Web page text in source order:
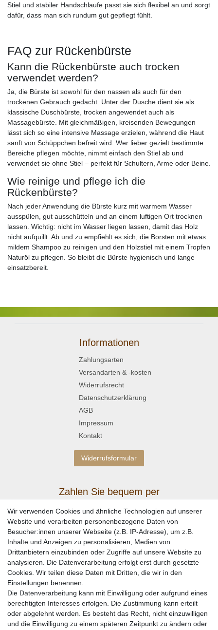
Stiel und stabiler Handschlaufe passt sie sich flexibel an und sorgt
dafür, dass man sich rundum gut gepflegt fühlt.
FAQ zur Rückenbürste
Kann die Rückenbürste auch trocken
verwendet werden?
Ja, die Bürste ist sowohl für den nassen als auch für den
trockenen Gebrauch gedacht. Unter der Dusche dient sie als
klassische Duschbürste, trocken angewendet auch als
Massagebürste. Mit gleichmäßigen, kreisenden Bewegungen
lässt sich so eine intensive Massage erzielen, während die Haut
sanft von Schüppchen befreit wird. Wer lieber gezielt bestimmte
Bereiche pflegen möchte, nimmt einfach den Stiel ab und
verwendet sie ohne Stiel – perfekt für Schultern, Arme oder Beine.
Wie reinige und pflege ich die
Rückenbürste?
Nach jeder Anwendung die Bürste kurz mit warmem Wasser
ausspülen, gut ausschütteln und an einem luftigen Ort trocknen
lassen. Wichtig: nicht im Wasser liegen lassen, damit das Holz
nicht aufquillt. Ab und zu empfiehlt es sich, die Borsten mit etwas
mildem Shampoo zu reinigen und den Holzstiel mit einem Tropfen
Naturöl zu pflegen. So bleibt die Bürste hygienisch und lange
einsatzbereit.
Informationen
Zahlungsarten
Versandarten & -kosten
Widerrufsrecht
Datenschutzerklärung
AGB
Impressum
Kontakt
Widerrufsformular
Zahlen Sie bequem per
Wir versenden mit
Wir verwenden Cookies und ähnliche Technologien auf unserer
Website und verarbeiten personenbezogene Daten von
Besucher:innen unserer Webseite (z.B. IP-Adresse), um z.B.
Inhalte und Anzeigen zu personalisieren, Medien von
Drittanbietern einzubinden oder Zugriffe auf unsere Website zu
analysieren. Die Datenverarbeitung erfolgt erst durch gesetzte
Cookies. Wir teilen diese Daten mit Dritten, die wir in den
Einstellungen benennen.
Die Datenverarbeitung kann mit Einwilligung oder aufgrund eines
berechtigten Interesses erfolgen. Die Zustimmung kann erteilt
oder abgelehnt werden. Es besteht das Recht, nicht einzuwilligen
und die Einwilligung zu einem späteren Zeitpunkt zu ändern oder